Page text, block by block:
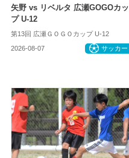
矢野 vs リベルタ 広瀬GOGOカッ
プ U-12
第13回 広瀬ＧＯＧＯカップ U-12
2026-08-07 サッカー